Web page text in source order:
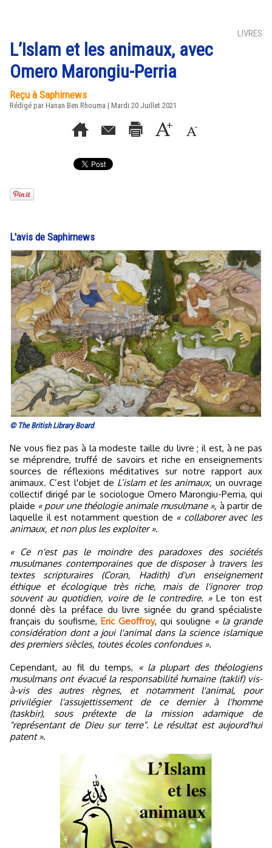
LIVRES
L’Islam et les animaux, avec
Omero Marongiu-Perria
Reçu à Saphirnews
Rédigé par Hanan Ben Rhouma | Mardi 20 Juillet 2021
L'avis de Saphirnews
© The British Library Board
Ne vous fiez pas à la modeste taille du livre ; il est, à ne pas
se méprendre, truffé de savoirs et riche en enseignements
sources de réflexions méditatives sur notre rapport aux
animaux. C’est l'objet de L’islam et les animaux, un ouvrage
collectif dirigé par le sociologue Omero Marongiu-Perria, qui
plaide « pour une théologie animale musulmane », à partir de
laquelle il est notamment question de « collaborer avec les
animaux, et non plus les exploiter ».
« Ce n'est pas le moindre des paradoxes des sociétés
musulmanes contemporaines que de disposer à travers les
textes scripturaires (Coran, Hadith) d'un enseignement
éthique et écologique très riche, mais de l'ignorer trop
souvent au quotidien, voire de le contredire. »Le ton est
donné dès la préface du livre signée du grand spécialiste
français du soufisme, Eric Geoffroy, qui souligne « la grande
considération dont a joui l'animal dans la science islamique
des premiers siècles, toutes écoles confondues ».
Cependant, au fil du temps,
« la plupart des théologiens
musulmans ont évacué la responsabilité humaine (taklif) vis-
à-vis des autres règnes, et notamment l'animal, pour
privilégier l'assujettissement de ce dernier à l'homme
(taskbir), sous prétexte de la mission adamique de
"représentant de Dieu sur terre". Le résultat est aujourd'hui
patent ».